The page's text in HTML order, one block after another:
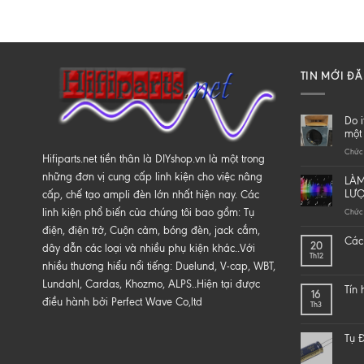
Hifiparts.net tiền thân là DIYshop.vn là một trong
những đơn vị cung cấp linh kiện cho việc nâng
cấp, chế tạo ampli đèn lớn nhất hiện nay. Các
linh kiện phổ biến của chúng tôi bao gồm: Tụ
điện, điện trở, Cuộn cảm, bóng đèn, jack cắm,
dây dẫn các loại và nhiều phụ kiện khác..Với
nhiều thương hiểu nổi tiếng: Duelund, V-cap, WBT,
Lundahl, Cardas, Khozmo, ALPS..Hiện tại được
điều hành bởi Perfect Wave Co,ltd
TIN MỚI
Do
Chức
Chức
20
Th12
16
Th3
Tín
Tụ